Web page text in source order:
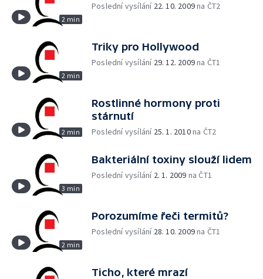
2 min
Poslední vysílání 22. 10. 2009na ČT2
2 min
Triky pro Hollywood
Poslední vysílání 29. 12. 2009na ČT1
2 min
Rostlinné hormony proti
stárnutí
Poslední vysílání 25. 1. 2010na ČT2
3 min
Bakteriální toxiny slouží lidem
Poslední vysílání 2. 1. 2009 na ČT1
2 min
Porozumíme řeči termitů?
Poslední vysílání 28. 10. 2009na ČT1
Ticho, které mrazí